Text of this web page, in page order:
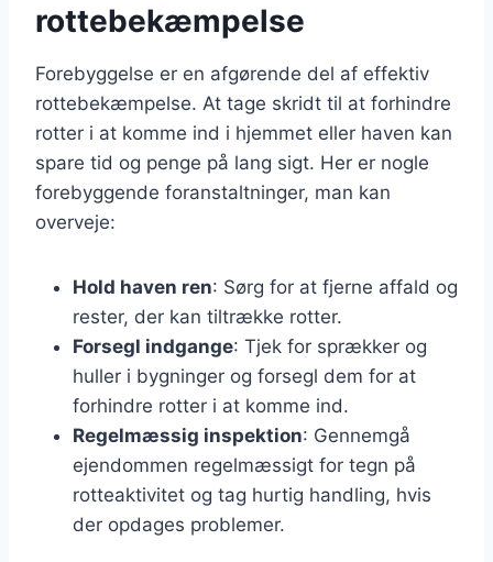
rottebekæmpelse
Forebyggelse er en afgørende del af effektiv
rottebekæmpelse. At tage skridt til at forhindre
rotter i at komme ind i hjemmet eller haven kan
spare tid og penge på lang sigt. Her er nogle
forebyggende foranstaltninger, man kan
overveje:
Hold haven ren: Sørg for at fjerne affald og
rester, der kan tiltrække rotter.
Forsegl indgange: Tjek for sprækker og
huller i bygninger og forsegl dem for at
forhindre rotter i at komme ind.
Regelmæssig inspektion: Gennemgå
ejendommen regelmæssigt for tegn på
rotteaktivitet og tag hurtig handling, hvis
der opdages problemer.